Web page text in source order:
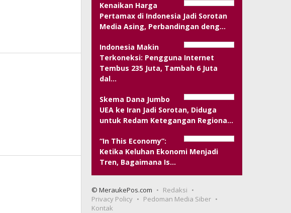
Kenaikan Harga
Pertamax di Indonesia Jadi Sorotan
Media Asing, Perbandingan deng…
Indonesia Makin
Terkoneksi: Pengguna Internet
Tembus 235 Juta, Tambah 6 Juta
dal…
Skema Dana Jumbo
UEA ke Iran Jadi Sorotan, Diduga
untuk Redam Ketegangan Regiona…
“In This Economy”:
Ketika Keluhan Ekonomi Menjadi
Tren, Bagaimana Is…
© MeraukePos.com
Redaksi
Privacy Policy
Pedoman Media Siber
Kontak